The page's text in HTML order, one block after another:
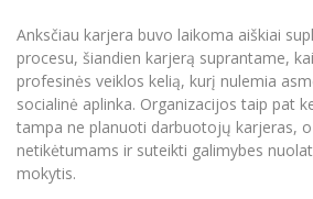
Anksčiau karjera buvo laikoma aiškiai
procesu, šiandien karjerą suprantame,
profesinės veiklos kelią, kurį nulemia
socialinė aplinka. Organizacijos taip pat
tampa ne planuoti darbuotojų karjeras,
netikėtumams ir suteikti galimybes
mokytis.